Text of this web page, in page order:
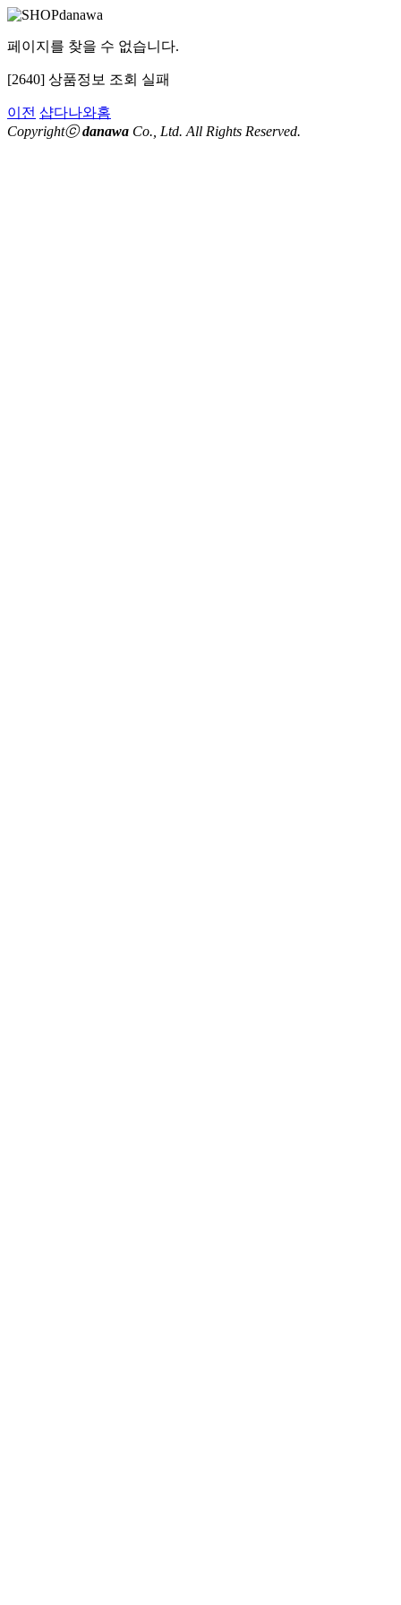
페이지를 찾을 수 없습니다.
[2640] 상품정보 조회 실패
이전 샵다나와홈
Copyrightⓒdanawa Co., Ltd. All Rights Reserved.